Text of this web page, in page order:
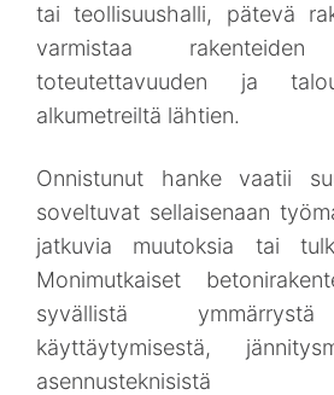
tai teollisuushalli, pätevä
varmistaa rakenteiden
toteutettavuuden ja
alkumetreiltä lähtien.
Onnistunut hanke vaatii
soveltuvat sellaisenaan
jatkuvia muutoksia tai
Monimutkaiset
syvällistä
käyttäytymisestä,
asennusteknisistä